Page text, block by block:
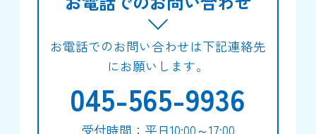
お電話でのお問い合わせは下記連絡先
にお願いします。
045-565-9936
受付時間：平日10:00～17:00